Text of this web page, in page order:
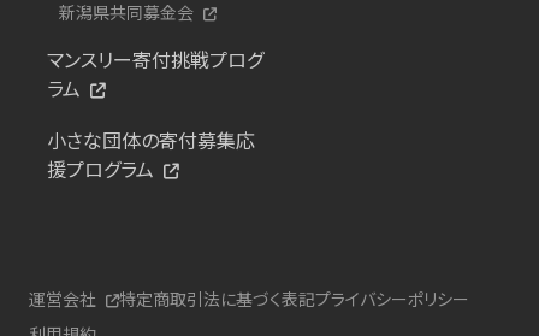
新潟県共同募金会
マンスリー寄付挑戦プログ
ラム
小さな団体の寄付募集応
援プログラム
運営会社 特定商取引法に基づく表記プライバシーポリシー